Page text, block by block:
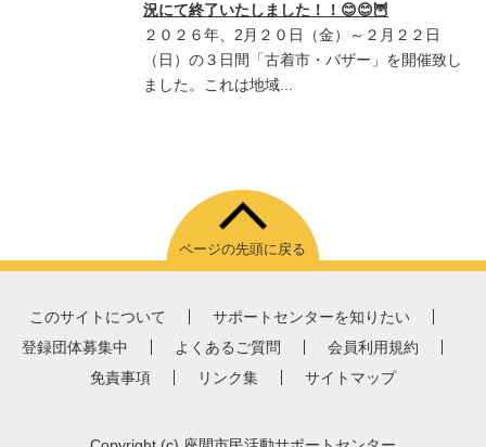
況にて終了いたしました！！😊😊🦉
２０２６年、2月２０日（金）～２月２２日
（日）の３日間「古着市・バザー」を開催致し
ました。これは地域...
ページの先頭に戻る
このサイトについて
サポートセンターを知りたい
登録団体募集中
よくあるご質問
会員利用規約
免責事項
リンク集 サイトマップ